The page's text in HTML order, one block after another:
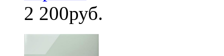
2 200руб.